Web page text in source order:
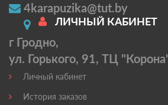
4karapuzika@tut.by
г Гродно,
ул. Горького, 91, ТЦ "Корона'
ЛИЧНЫЙ КАБИНЕТ
Личный кабинет
История заказов